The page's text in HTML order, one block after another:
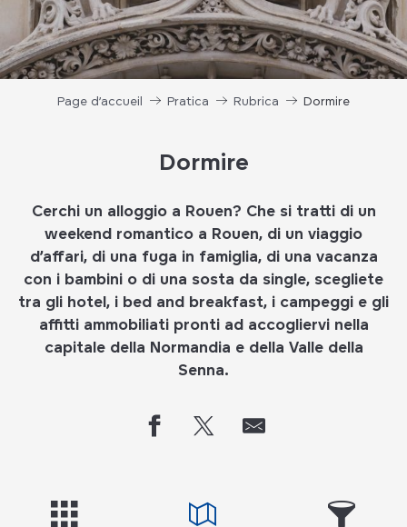
Page d’accueil Pratica Rubrica Dormire
Dormire
Cerchi un alloggio a Rouen? Che si tratti di un
weekend romantico a Rouen, di un viaggio
d’affari, di una fuga in famiglia, di una vacanza
con i bambini o di una sosta da single, scegliete
tra gli hotel, i bed and breakfast, i campeggi e gli
affitti ammobiliati pronti ad accogliervi nella
capitale della Normandia e della Valle della
Senna.